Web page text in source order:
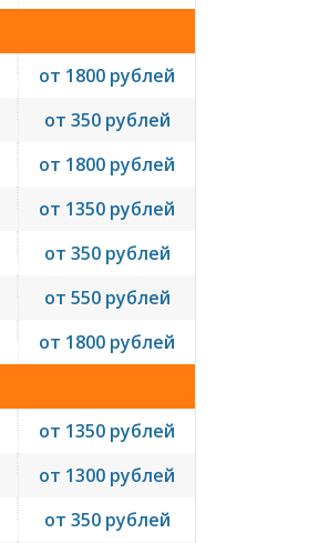
от 1800 рублей
от 350 рублей
от 1800 рублей
от 1350 рублей
от 350 рублей
от 550 рублей
от 1800 рублей
от 1350 рублей
от 1300 рублей
от 350 рублей